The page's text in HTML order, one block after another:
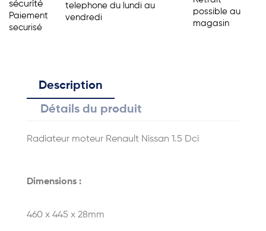
sécurité
Paiement
securisé
telephone du lundi au
vendredi
possible au
magasin
Description
Détails du produit
Radiateur moteur Renault Nissan 1.5 Dci
Dimensions :
460 x 445 x 28mm